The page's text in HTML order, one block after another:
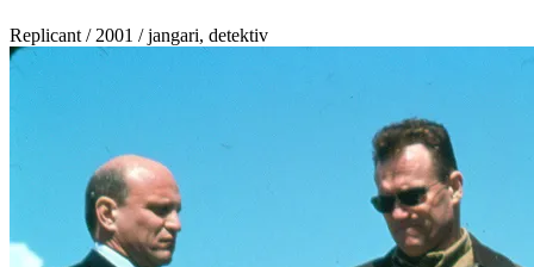
Replicant / 2001 / jangari, detektiv